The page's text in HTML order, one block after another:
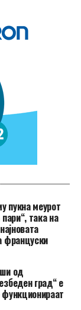
меурот
така на
француски
од
град“ е